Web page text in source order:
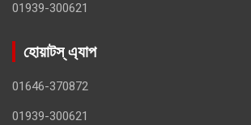
01939-300621
হোয়াটস্ এ্যাপ
01646-370872
01939-300621